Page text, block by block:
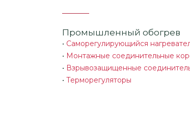
Промышленный обогрев
• Саморегулирующийся
• Монтажные соединительные
• Взрывозащищенные
• Терморегуляторы